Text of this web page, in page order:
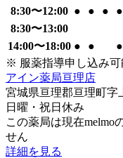
8:30〜12:00 ● ● ● ●
8:30〜13:00
14:00〜18:00 ● ● ●
※ 服薬指導申し込み
アイン薬局亘理店
宮城県亘理郡亘理町字
日曜・祝日 休み
この薬局は現在melmo
せん
詳細を見る